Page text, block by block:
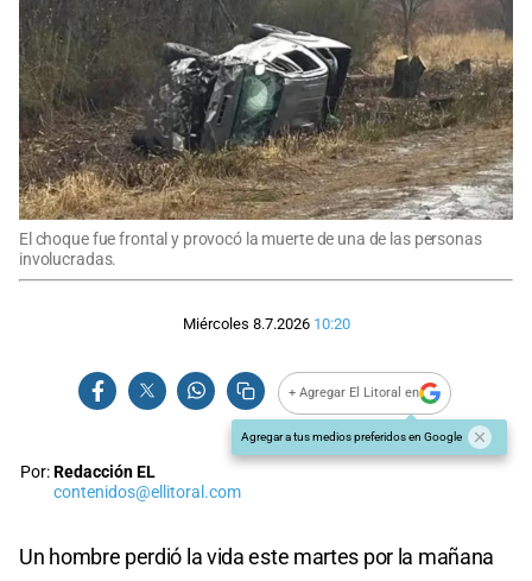
El choque fue frontal y provocó la muerte de una de las personas
involucradas.
Miércoles 8.7.2026 10:20
+ Agregar El Litoral en
Agregar a tus medios preferidos en Google
Por:Redacción EL
contenidos@ellitoral.com
Un hombre perdió la vida este martes por la mañana